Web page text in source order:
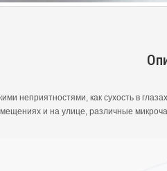
неприятностями, как сухость в
и на улице, различные